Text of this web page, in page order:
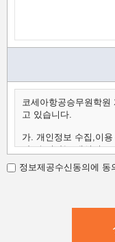
코세아항공승무원학
고 있습니다.
가. 개인정보 수집,이용
나. 수집하는 개인정보
다. 개인정보의 보유 및
가.개인정보 수집,이용
코세아항공승무원학
- 홈페이지 내 상담신
정보제공수신동의에 동